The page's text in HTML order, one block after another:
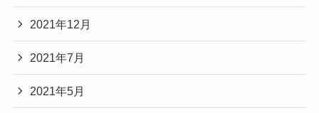
2021年12月
2021年7月
2021年5月